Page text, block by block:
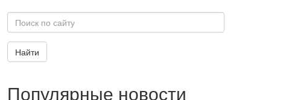
Найти
Популярные новости